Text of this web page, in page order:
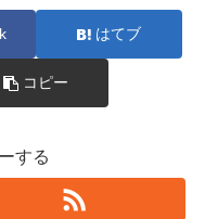
はてブ
コピー
する